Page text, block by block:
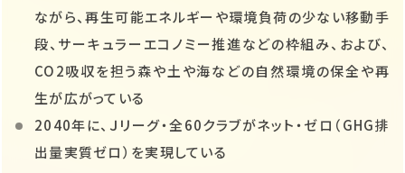
ながら、再生可能エネルギーや環境負荷の少ない移動手
段、サーキュラーエコノミー推進などの枠組み、および、
CO2吸収を担う森や土や海などの自然環境の保全や再
生が広がっている
2040年に、Ｊリーグ・全60クラブがネット・ゼロ（GHG排
出量実質ゼロ）を実現している